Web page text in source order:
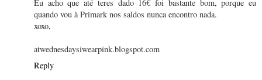
Eu acho que até teres dado 16€ foi bastante bom, porque eu
quando vou à Primark nos saldos nunca encontro nada.
xoxo,
atwednesdaysiwearpink.blogspot.com
Reply